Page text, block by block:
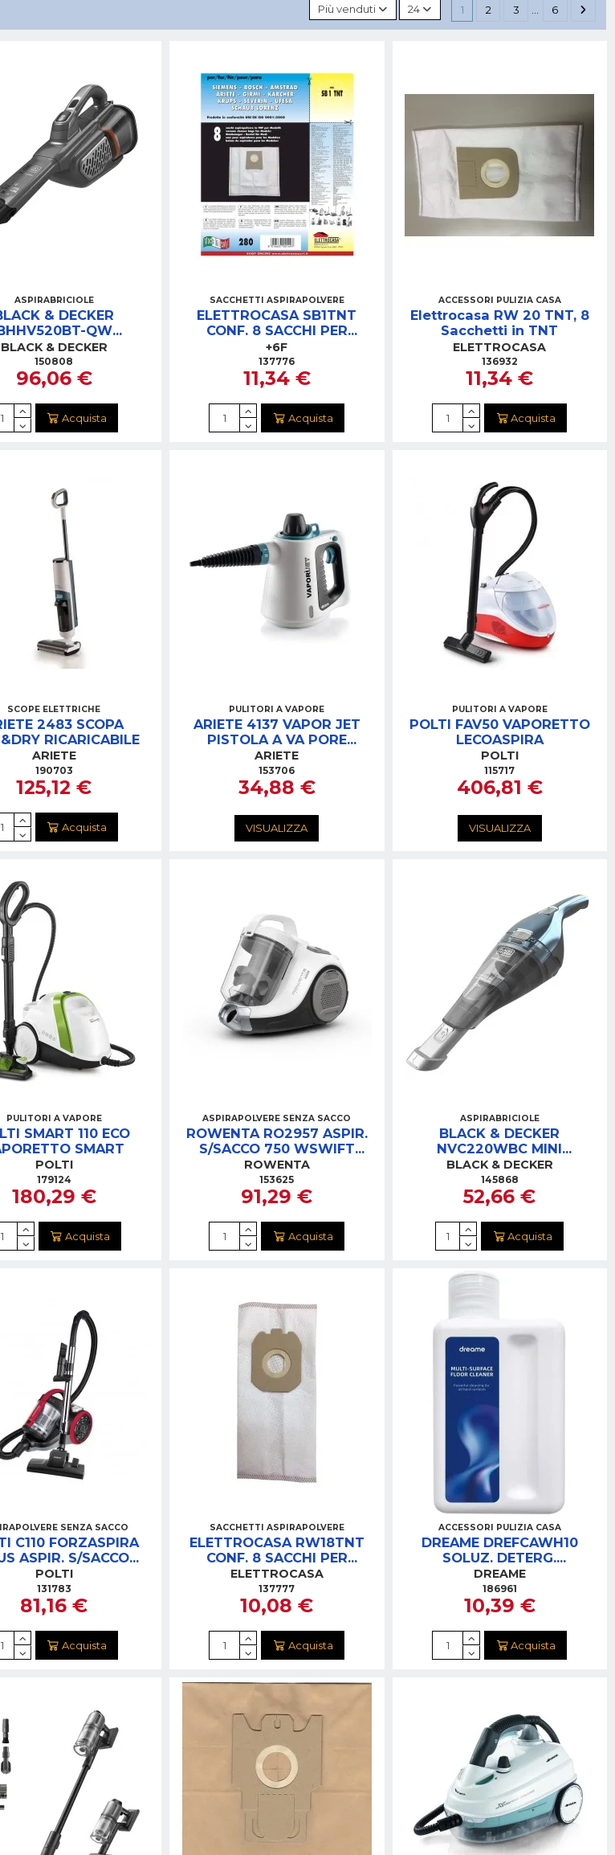
Più venduti 24 1 2 3 6
ASPIRABRICIOLE
& DECKER
QW
36W ASPIRA
BRICIOLE
BLACK & DECKER
150808
96,06 €
Acquista
SACCHETTI ASPIRAPOLVERE
ELETTROCASA SB1TNT
CONF. 8 SACCHI PER
SIEMENS
+6F
137776
11,34 €
Acquista
ACCESSORI PULIZIA CASA
Elettrocasa RW 20 TNT, 8
Sacchetti in TNT
ELETTROCASA
136932
11,34 €
Acquista
SCOPE ELETTRICHE
2483 SCOPA
RICARICABILE
ARIETE
190703
125,12 €
Acquista
PULITORI A VAPORE
ARIETE 4137 VAPOR JET
PISTOLA A VA PORE
MULTIFUNZIONE
ARIETE
153706
34,88 €
VISUALIZZA
PULITORI A VAPORE
POLTI FAV50 VAPORETTO
LECOASPIRA
POLTI
115717
406,81 €
VISUALIZZA
PULITORI A VAPORE
SMART 110 ECO
SMART
POLTI
179124
180,29 €
Acquista
ASPIRAPOLVERE SENZA SACCO
ROWENTA RO2957 ASPIR.
S/SACCO 750 WSWIFT
POWER CYCLONIC
ROWENTA
153625
91,29 €
Acquista
ASPIRABRICIOLE
BLACK & DECKER
NVC220WBC MINI
ASPIRAPOLVERE 7,2V
BLACK & DECKER
145868
52,66 €
Acquista
SENZA SACCO
C110 FORZASPIRA
ASPIR. S/SACCO
800W
POLTI
131783
81,16 €
Acquista
SACCHETTI ASPIRAPOLVERE
ELETTROCASA RW18TNT
CONF. 8 SACCHI PER
ROWENTA
ELETTROCASA
137777
10,08 €
Acquista
ACCESSORI PULIZIA CASA
DREAME DREFCAWH10
SOLUZ. DETERG.
H11/H12PRO/H11C/H13PR/K20/
500ML
DREAME
186961
10,39 €
Acquista